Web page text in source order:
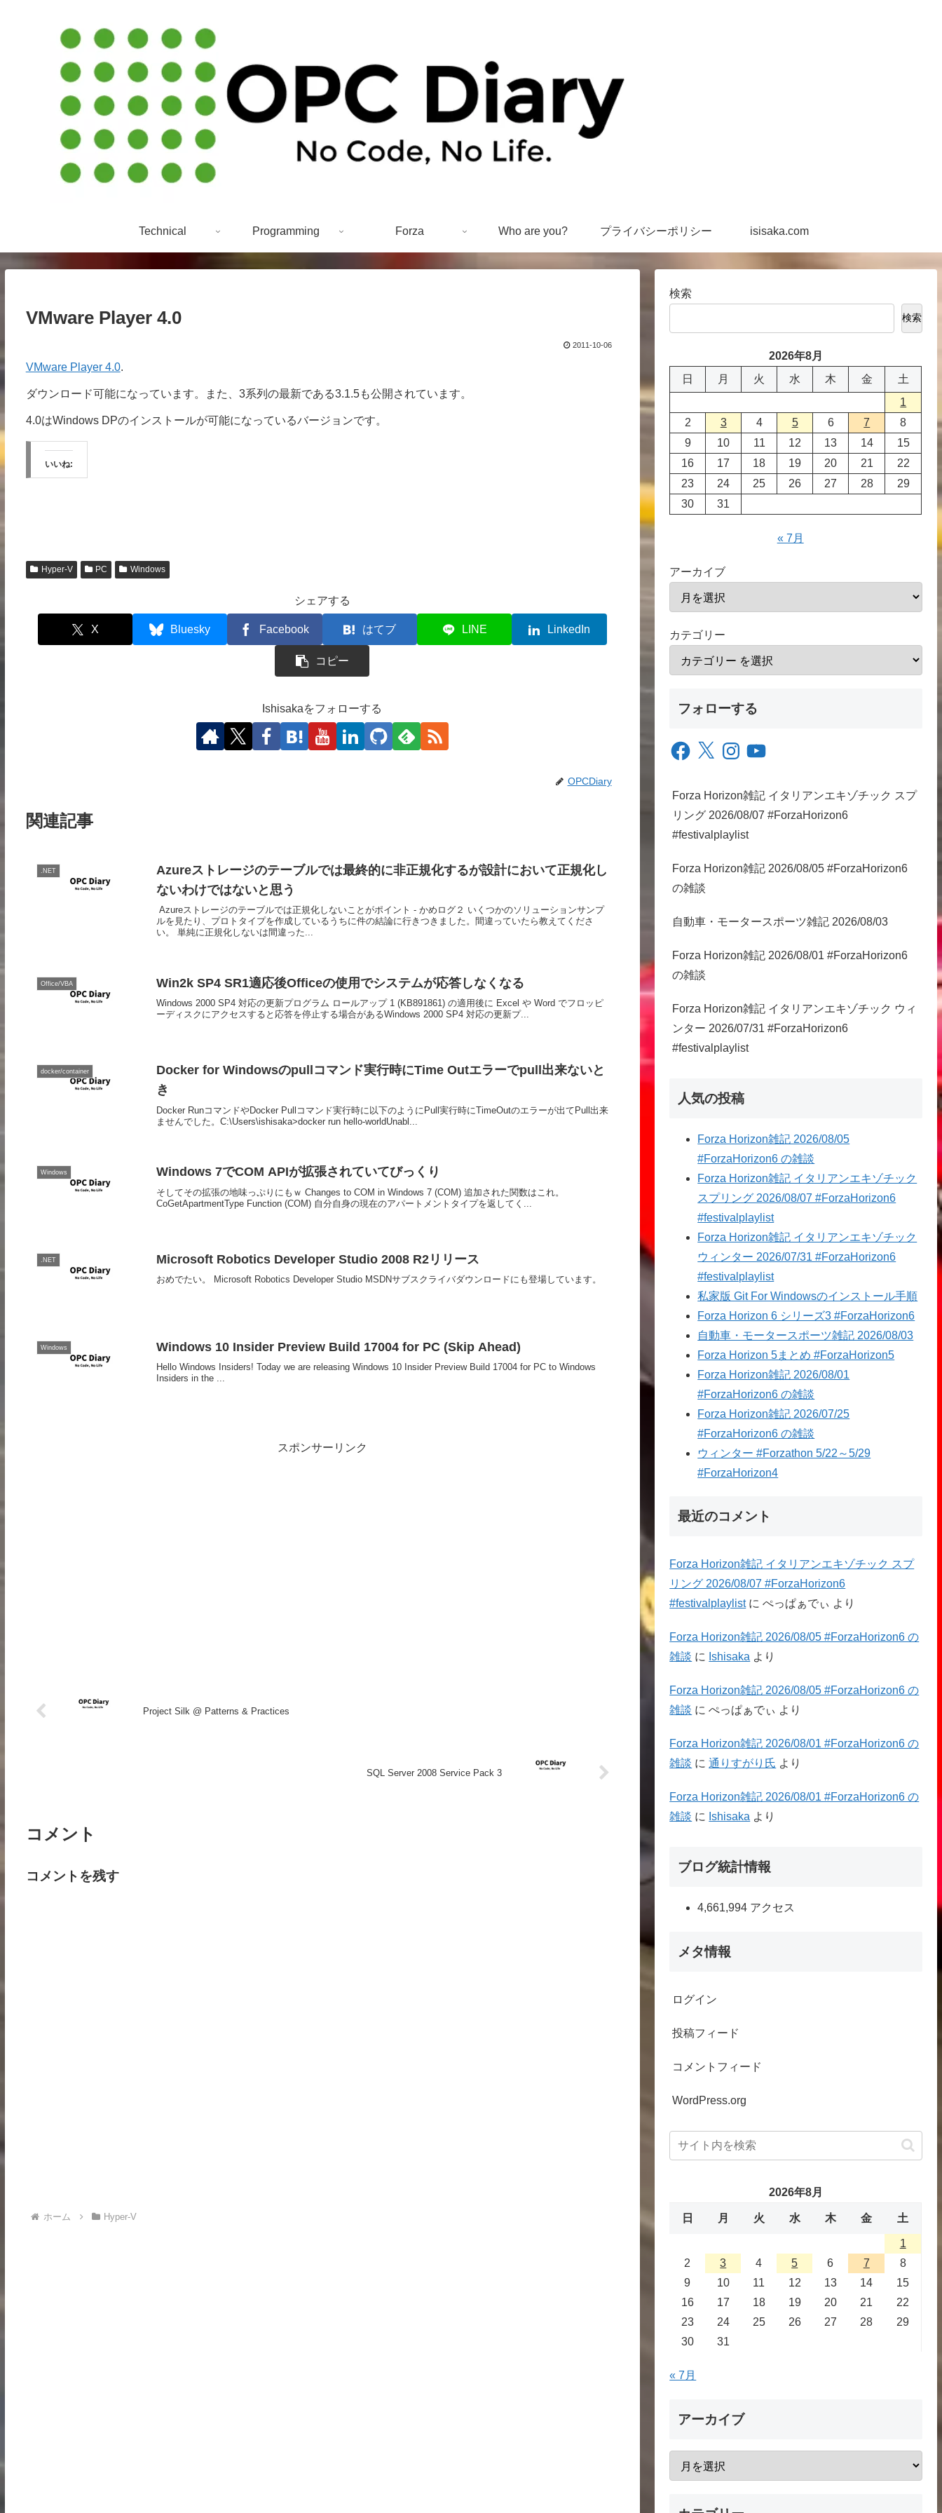
Technical Programming Forza Who are you? プライバシーポリシー isisaka.com
VMware Player 4.0
2011-10-06
VMware Player 4.0.
ダウンロード可能になっています。また、3系列の最新である3.1.5も公開されています。
4.0はWindows DPのインストールが可能になっているバージョンです。
いいね:
Hyper-V PC Windows
シェアする
X Bluesky Facebook はてブ LINE LinkedIn
コピー
Ishisakaをフォローする
OPCDiary
関連記事
.NET
Azureストレージのテーブルでは最終的に非正規化するが設計において正規化し
ないわけではないと思う
Azureストレージのテーブルでは正規化しないことがポイント - かめログ２ いくつかのソリューションサンプ
ルを見たり、プロトタイプを作成しているうちに件の結論に行きつきました。間違っていたら教えてくださ
い。 単純に正規化しないは間違った...
Office/VBA Win2k SP4 SR1適応後Officeの使用でシステムが応答しなくなる
Windows 2000 SP4 対応の更新プログラム ロールアップ 1 (KB891861) の適用後に Excel や Word でフロッピ
ーディスクにアクセスすると応答を停止する場合があるWindows 2000 SP4 対応の更新プ...
docker/container
Docker for Windowsのpullコマンド実行時にTime Outエラーでpull出来ないと
き
Docker RunコマンドやDocker Pullコマンド実行時に以下のようにPull実行時にTimeOutのエラーが出てPull出来
ませんでした。C:\Users\ishisaka>docker run hello-worldUnabl...
Windows Windows 7でCOM APIが拡張されていてびっくり
そしてその拡張の地味っぷりにもｗ Changes to COM in Windows 7 (COM) 追加された関数はこれ。
CoGetApartmentType Function (COM) 自分自身の現在のアパートメントタイプを返してく...
.NET Microsoft Robotics Developer Studio 2008 R2リリース
おめでたい。 Microsoft Robotics Developer Studio MSDNサブスクライバダウンロードにも登場しています。
Windows Windows 10 Insider Preview Build 17004 for PC (Skip Ahead)
Hello Windows Insiders! Today we are releasing Windows 10 Insider Preview Build 17004 for PC to Windows
Insiders in the ...
スポンサーリンク
Project Silk @ Patterns & Practices
SQL Server 2008 Service Pack 3
コメント
コメントを残す
ホーム Hyper-V
検索
検索
2026年8月
日
月 火 水 木 金
土
1
2
3 4 5 6 7
8
9
10 11 12 13 14
15
16
17 18 19 20 21
22
23
24 25 26 27 28
29
30
31
« 7月
アーカイブ
カテゴリー
フォローする
Facebook
X InstagramYouTube
Forza Horizon雑記 イタリアンエキゾチック スプ
リング 2026/08/07 #ForzaHorizon6
#festivalplaylist
Forza Horizon雑記 2026/08/05 #ForzaHorizon6
の雑談
自動車・モータースポーツ雑記 2026/08/03
Forza Horizon雑記 2026/08/01 #ForzaHorizon6
の雑談
Forza Horizon雑記 イタリアンエキゾチック ウィ
ンター 2026/07/31 #ForzaHorizon6
#festivalplaylist
人気の投稿
Forza Horizon雑記 2026/08/05
#ForzaHorizon6 の雑談
Forza Horizon雑記 イタリアンエキゾチック
スプリング 2026/08/07 #ForzaHorizon6
#festivalplaylist
Forza Horizon雑記 イタリアンエキゾチック
ウィンター 2026/07/31 #ForzaHorizon6
#festivalplaylist
私家版 Git For Windowsのインストール手順
Forza Horizon 6 シリーズ3 #ForzaHorizon6
自動車・モータースポーツ雑記 2026/08/03
Forza Horizon 5まとめ #ForzaHorizon5
Forza Horizon雑記 2026/08/01
#ForzaHorizon6 の雑談
Forza Horizon雑記 2026/07/25
#ForzaHorizon6 の雑談
ウィンター #Forzathon 5/22～5/29
#ForzaHorizon4
最近のコメント
Forza Horizon雑記 イタリアンエキゾチック スプ
リング 2026/08/07 #ForzaHorizon6
#festivalplaylistにぺっぱぁでぃ より
Forza Horizon雑記 2026/08/05 #ForzaHorizon6 の
雑談 に Ishisaka より
Forza Horizon雑記 2026/08/05 #ForzaHorizon6 の
雑談 にぺっぱぁでぃ より
Forza Horizon雑記 2026/08/01 #ForzaHorizon6 の
雑談 に通りすがり氏 より
Forza Horizon雑記 2026/08/01 #ForzaHorizon6 の
雑談 に Ishisaka より
ブログ統計情報
4,661,994 アクセス
メタ情報
ログイン
投稿フィード
コメントフィード
WordPress.org
2026年8月
日 月 火 水 木 金 土
1
2
3 4 5 6 7
8
9
10 11 12 13 14
15
16
17 18 19 20 21
22
23
24 25 26 27 28
29
30
31
« 7月
アーカイブ